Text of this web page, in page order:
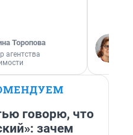
Торопова
агентства
говорю, что
зачем